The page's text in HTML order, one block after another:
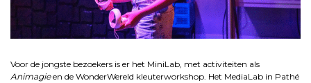
Voor de jongste bezoekers is er het MiniLab, met activiteiten als
Animagieen de WonderWereld kleuterworkshop. Het MediaLab in Pathé